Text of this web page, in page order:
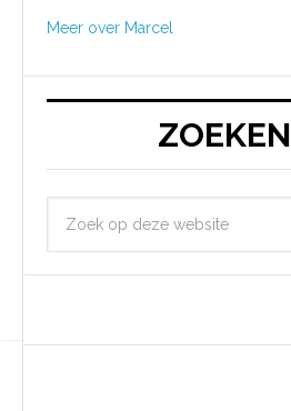
Meer over Marcel
ZOEKEN